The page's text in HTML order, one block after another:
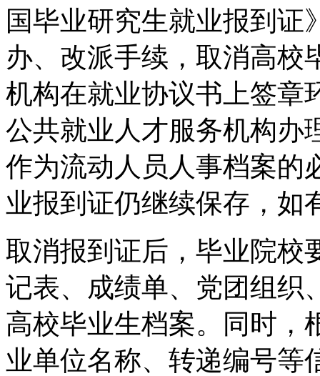
国毕业研究生就业报到证
办、改派手续，取消高校
机构在就业协议书上签章
公共就业人才服务机构办
作为流动人员人事档案的
业报到证仍继续保存，如
取消报到证后，毕业院校
记表、成绩单、党团组织
高校毕业生档案。同时，
业单位名称、转递编号等